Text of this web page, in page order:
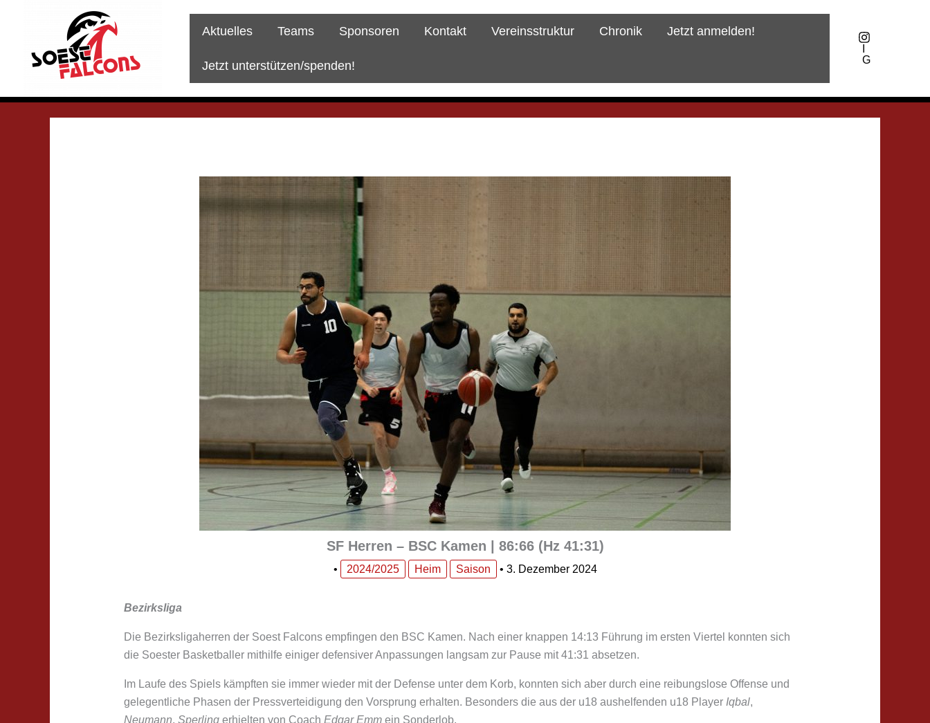
Aktuelles Teams Sponsoren Kontakt Vereinsstruktur Chronik Jetzt anmelden!
Jetzt unterstützen/spenden!
G
SF Herren – BSC Kamen | 86:66 (Hz 41:31)
• 2024/2025 Heim Saison • 3. Dezember 2024
Bezirksliga
Die Bezirksligaherren der Soest Falcons empfingen den BSC Kamen. Nach einer knappen 14:13 Führung im ersten Viertel konnten sich
die Soester Basketballer mithilfe einiger defensiver Anpassungen langsam zur Pause mit 41:31 absetzen.
Im Laufe des Spiels kämpften sie immer wieder mit der Defense unter dem Korb, konnten sich aber durch eine reibungslose Offense und
gelegentliche Phasen der Pressverteidigung den Vorsprung erhalten. Besonders die aus der u18 aushelfenden u18 Player Iqbal,
Neumann, Sperlingerhielten von Coach Edgar Emmein Sonderlob.